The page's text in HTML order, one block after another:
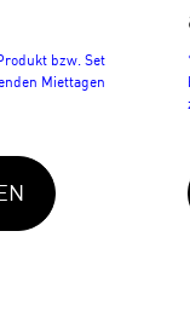
bzw. Set
Miettagen